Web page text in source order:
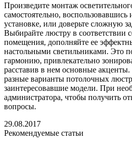
Произведите монтаж
самостоятельно,
установке, или доверьте сложную
Выбирайте люстру в соответствии
помещения, дополняйте ее
настольными светильниками. Это
гармонию, привлекательно
расставив в нем основные
разные варианты потолочных
заинтересовавшие модели. При
администратора, чтобы получить
вопросы.
29.08.2017
Рекомендуемые статьи